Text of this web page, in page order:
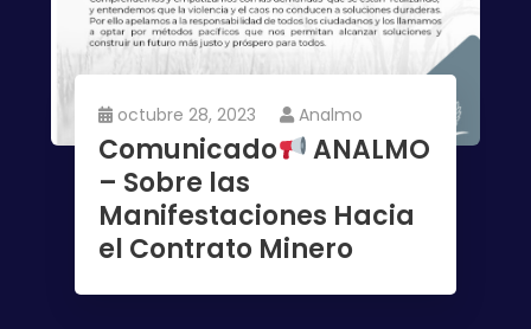
octubre 28, 2023 Analmo
Comunicado
ANALMO
– Sobre las
Manifestaciones Hacia
el Contrato Minero